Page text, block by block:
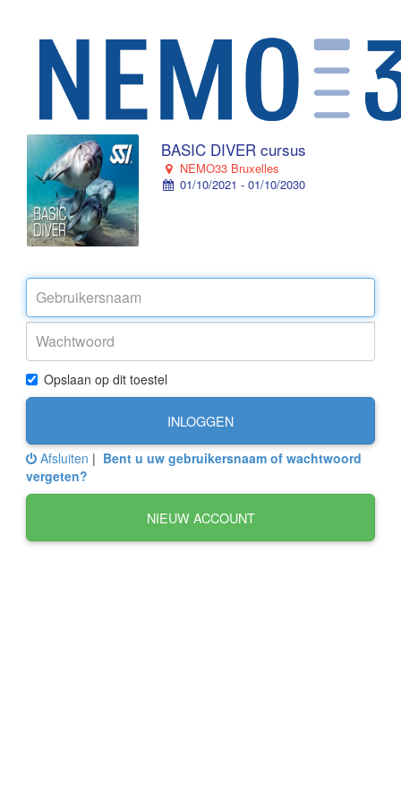
BASIC DIVER cursus
NEMO33 Bruxelles
01/10/2021 - 01/10/2030
Opslaan op dit toestel
INLOGGEN
Afsluiten | Bent u uw gebruikersnaam of wachtwoord
vergeten?
NIEUW ACCOUNT